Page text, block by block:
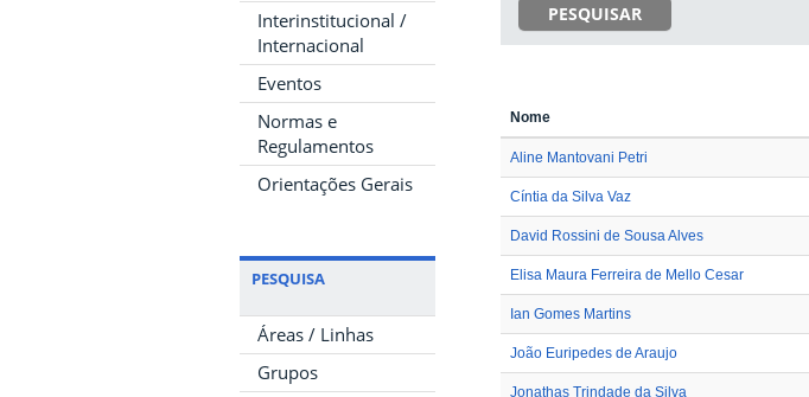
Interinstitucional /
Internacional
Eventos
Normas e
Regulamentos
Orientações Gerais
PESQUISA
Áreas / Linhas
Grupos
PESQUISAR
Nome
Aline Mantovani Petri
Cíntia da Silva Vaz
David Rossini de Sousa Alves
Elisa Maura Ferreira de Mello Cesar
Ian Gomes Martins
João Euripedes de Araujo
Jonathas Trindade da Silva